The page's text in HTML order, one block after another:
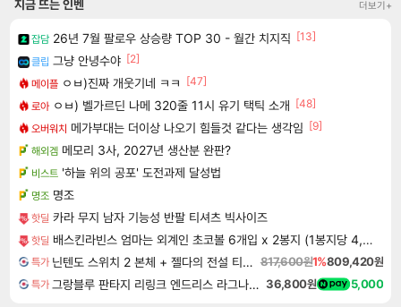
지금 뜨는 인벤 더보기+
잡담 26년 7월 팔로우 상승량 TOP 30 - 월간 치지직 [13]
클립 그냥 안녕수야 [2]
메이플 ㅇㅂ)진짜 개웃기네 ㅋㅋ
[47]
로아 ㅇㅂ) 벨가르딘 나메 320줄 11시 유기 택틱 소개 [48]
오버워치 메가부대는 더이상 나오기 힘들것 같다는 생각임 [9]
해외겜 메모리 3사, 2027년 생산분 완판?
비스트 '하늘 위의 공포' 도전과제 달성법
명조 명조
핫딜 카라 무지 남자 기능성 반팔 티셔츠 빅사이즈
핫딜 배스킨라빈스 엄마는 외계인 초코볼 6개입 x 2봉지 (1봉지당 4,950원)
특가 닌텐도 스위치 2 본체 + 젤다의 전설 티어스 오브 더 킹덤 닌텐도 스위치 2 에디션 + 젤다의 전설 브레스 오브 더 와일드 닌텐도 스위치 2 에디션 번들 817,600원1%809,420원
특가 그랑블루 판타지 리링크 엔드리스 라그나로크 업그레이드 킷 Granblue Fantasy Relink Endless Ragnarok Upgrade Kit DLC 36,800원 5,000